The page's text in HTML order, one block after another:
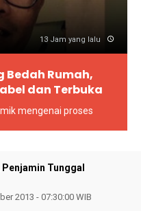
13 Jam yang lalu
Bedah Rumah,
dan Terbuka
mengenai proses
Penjamin Tunggal
2013 - 07:30:00 WIB